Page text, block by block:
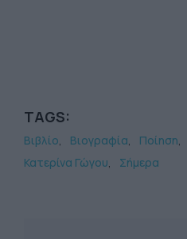
TAGS:
Βιβλίο Βιογραφία Ποίηση
Κατερίνα Γώγου
Σήμερα